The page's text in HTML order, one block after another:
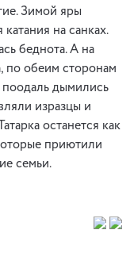
Зимой яры
на санках.
беднота. А на
по обеим сторонам
поодаль дымились
изразцы и
останется как
приютили
семьи.